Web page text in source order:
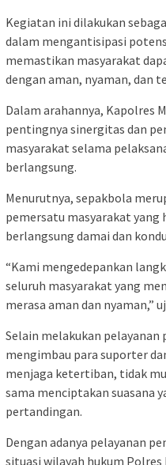
Kegiatan ini dilakukan
dalam mengantisipasi
memastikan masyarakat
dengan aman, nyaman, dan
Dalam arahannya, Kapolres
pentingnya sinergitas dan
masyarakat selama
berlangsung.
Menurutnya, sepakbola
pemersatu masyarakat yang
berlangsung damai dan
“Kami mengedepankan
seluruh masyarakat yang
merasa aman dan nyaman,”
Selain melakukan pelayanan
mengimbau para suporter
menjaga ketertiban, tidak
sama menciptakan suasana
pertandingan.
Dengan adanya pelayanan
situasi wilayah hukum